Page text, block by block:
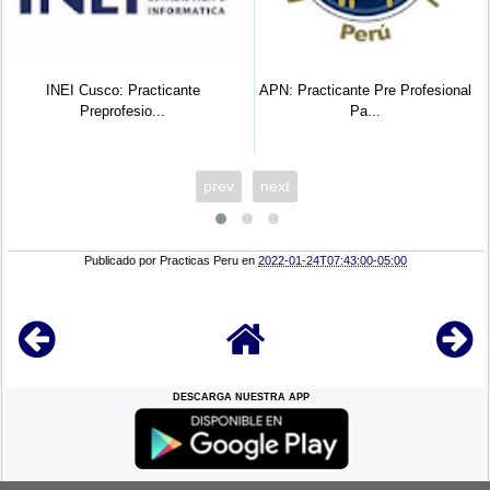
INEI Cusco: Practicante
Preprofesio...
APN: Practicante Pre Profesional
Pa...
prev next
Publicado porPracticas Peru en2022-01-24T07:43:00-05:00
DESCARGA NUESTRA APP